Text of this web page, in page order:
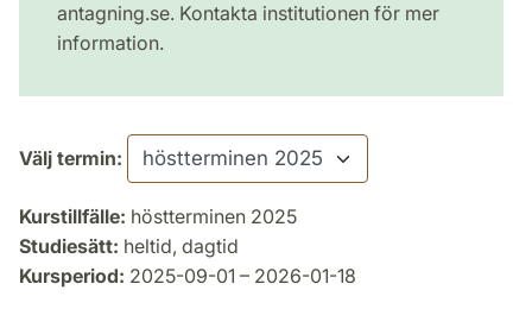
antagning.se. Kontakta institutionen för mer
information.
Välj termin:
Kurstillfälle: höstterminen 2025
Studiesätt: heltid, dagtid
Kursperiod: 2025-09-01 – 2026-01-18